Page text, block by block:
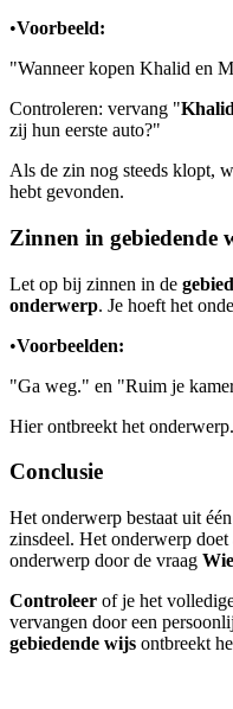
•Voorbeeld:
"Wanneer kopen Khalid en
Controleren: vervang "
zij hun eerste auto?"
Als de zin nog steeds klopt,
hebt gevonden.
Zinnen in gebiedende
Let op bij zinnen in de
onderwerp. Je hoeft het
•Voorbeelden:
"Ga weg." en "Ruim je
Hier ontbreekt het onderwerp.
Conclusie
Het onderwerp bestaat uit
zinsdeel. Het onderwerp
onderwerp door de vraag
Controleer of je het
vervangen door een
gebiedende wijs ontbreekt